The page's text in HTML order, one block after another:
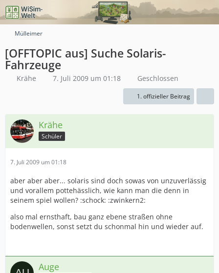
Mülleimer
[OFFTOPIC aus] Suche Solaris-
Fahrzeuge
Krähe 7. Juli 2009 um 01:18 Geschlossen
1. offizieller Beitrag
Krähe
Schüler
7. Juli 2009 um 01:18
aber aber aber... solaris sind doch sowas von unzuverlässig
und vorallem pottehässlich, wie kann man die denn in
seinem spiel wollen? :schock: :zwinkern2:
also mal ernsthaft, bau ganz ebene straßen ohne
bodenwellen, sonst setzt du schonmal hin und wieder auf.
Auge